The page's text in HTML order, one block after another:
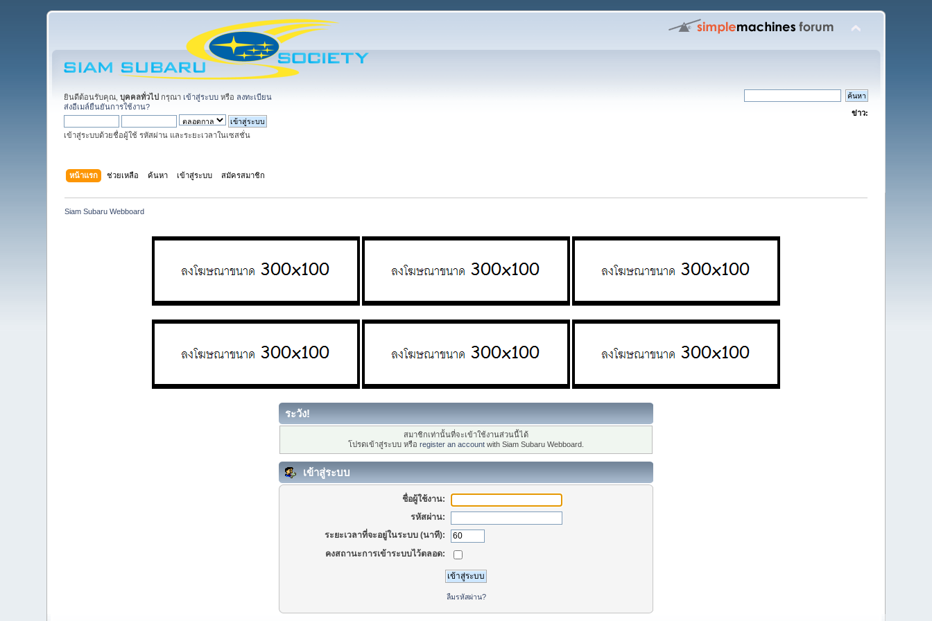
ยินดีต้อนรับคุณ,บุคคลทั่วไป กรุณา เข้าสู่ระบบ หรือ ลงทะเบียน
ส่งอีเมล์ยืนยันการใช้งาน?
เข้าสู่ระบบด้วยชื่อผู้ใช้ รหัสผ่าน และระยะเวลาในเซสชั่น
ข่าว:
หน้าแรก ช่วยเหลือ ค้นหา เข้าสู่ระบบ สมัครสมาชิก
Siam Subaru Webboard
ระวัง!
สมาชิกเท่านั้นที่จะเข้าใช้งานส่วนนี้ได้
โปรดเข้าสู่ระบบ หรือ register an account with Siam Subaru Webboard.
เข้าสู่ระบบ
ชื่อผู้ใช้งาน:
รหัสผ่าน:
ระยะเวลาที่จะอยู่ในระบบ (นาที):
คงสถานะการเข้าระบบไว้ตลอด:
ลืมรหัสผ่าน?